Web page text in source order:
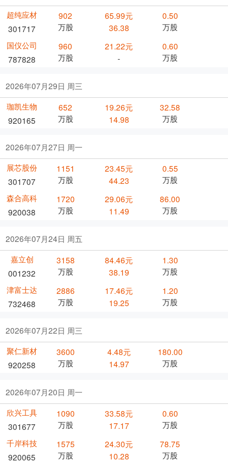
超纯应材
301717
902
万股
65.99元
36.38
0.50
万股
国仪公司
787828
960
万股
21.22元
-
0.60
万股
2026年07月29日 周三
珈凯生物
920165
652
万股
19.26元
14.98
32.58
万股
2026年07月27日 周一
展芯股份
301707
1151
万股
23.45元
44.23
0.55
万股
森合高科
920038
1720
万股
29.06元
11.49
86.00
万股
2026年07月24日 周五
嘉立创
001232
3158
万股
84.46元
38.19
1.30
万股
津富士达
732468
2886
万股
17.46元
19.25
1.20
万股
2026年07月22日 周三
聚仁新材
920258
3600
万股
4.48元
14.97
180.00
万股
2026年07月20日 周一
欣兴工具
301677
1090
万股
33.58元
17.17
0.60
万股
千岸科技
920065
1575
万股
24.30元
10.28
78.75
万股